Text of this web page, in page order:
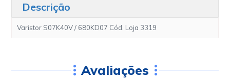
Descrição
Varistor S07K40V / 680KD07 Cód. Loja 3319
Avaliações